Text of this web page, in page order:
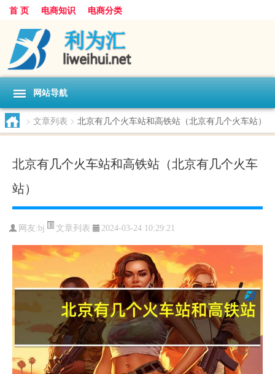
首 页 电商知识 电商分类
网站导航
> 文章列表 > 北京有几个火车站和高铁站（北京有几个火车站）
北京有几个火车站和高铁站（北京有几个火车
站）
网友:bj 文章列表 2024-03-24 10:29:21